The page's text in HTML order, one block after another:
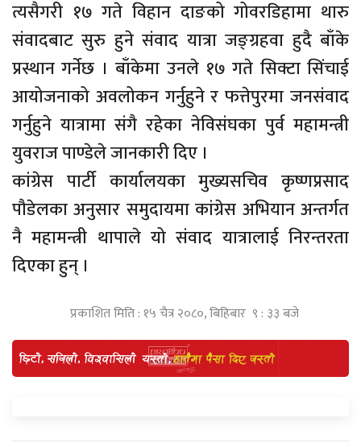
त्यसैगरी १७ गते विहान दाङको गोवरडिहामा थारु
संवादबाट सुरु हुने संवाद यात्रा जङ्ग्रहवा हुदै बाँके
प्रस्थान गर्नेछ । बाँकेमा उनले १७ गते सिक्टा सिंचाई
आयोजनाको अवलोकन गर्नुहुने र फत्तेपुरमा जनसंवाद
गर्नुहुने यात्रामा संगै रहेका नेविसंघका पुर्व महामन्त्री
युवराज पाण्डेले जानकारी दिए ।
कांग्रेस पार्टी कार्यालयका मुख्यसचिव कृष्णप्रसाद
पौडेलका अनुसार समुदायमा कांग्रेस अभियान अन्तर्गत
नै महामन्त्री थापाले यो संवाद यात्रालाई निरन्तरता
दिएका हुन् ।
प्रकाशित मिति : १५ चैत्र २०८०, बिहिबार ९ : ३३ बजे